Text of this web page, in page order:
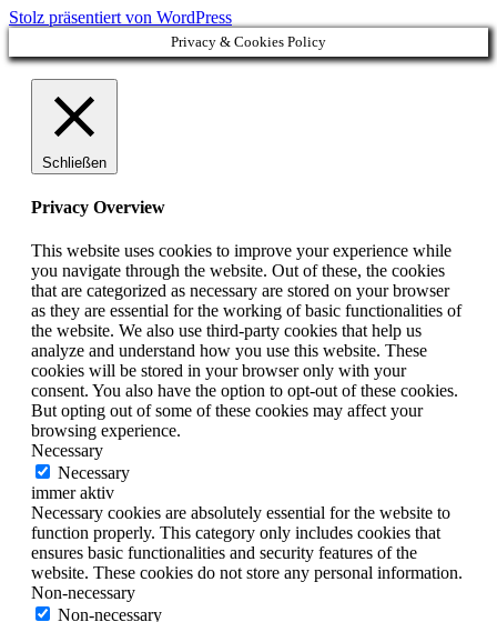
Stolz präsentiert von WordPress
Privacy & Cookies Policy
Schließen
Privacy Overview
This website uses cookies to improve your experience while
you navigate through the website. Out of these, the cookies
that are categorized as necessary are stored on your browser
as they are essential for the working of basic functionalities of
the website. We also use third-party cookies that help us
analyze and understand how you use this website. These
cookies will be stored in your browser only with your
consent. You also have the option to opt-out of these cookies.
But opting out of some of these cookies may affect your
browsing experience.
Necessary
Necessary
immer aktiv
Necessary cookies are absolutely essential for the website to
function properly. This category only includes cookies that
ensures basic functionalities and security features of the
website. These cookies do not store any personal information.
Non-necessary
Non-necessary